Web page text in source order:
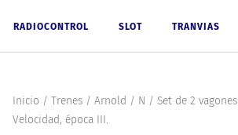
RADIOCONTROL SLOT TRANVIAS
Inicio / Trenes/ Arnold / N / Set de 2
Velocidad, época III.